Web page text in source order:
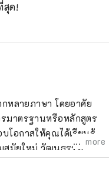
สุด!
หลายภาษา โดยอาศัย
มาตรฐานหรือหลักสูตร
โอกาสให้คุณได้เรียนรู้
สมัยใหม่ วัฒนธรรม
ปะกับผู้คนในท้องถิ่นที่จะ
more